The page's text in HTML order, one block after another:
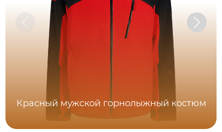
Красный мужской горнолыжный костюм